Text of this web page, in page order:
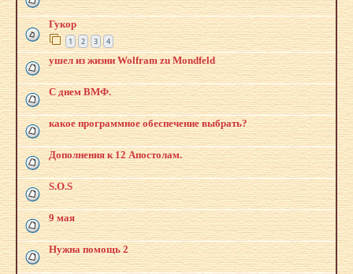
Гукор
1 2 3 4
ушел из жизни Wolfram zu Mondfeld
С днем ВМФ.
какое программное обеспечение выбрать?
Дополнения к 12 Апостолам.
S.O.S
9 мая
Нужна помощь 2